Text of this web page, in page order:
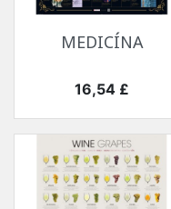
MEDICÍNA
Cena
16,54 £